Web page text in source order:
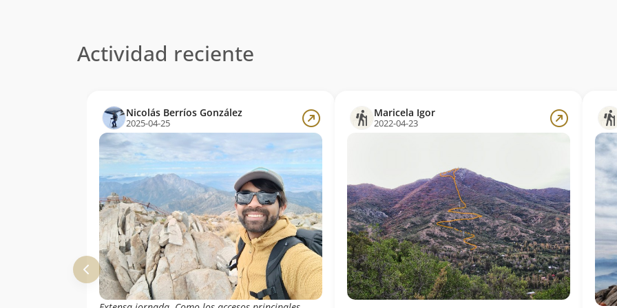
Actividad reciente
Nicolás Berríos González
2025-04-25
Maricela Igor
2022-04-23